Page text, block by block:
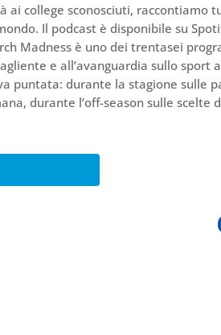
ai college sconosciuti, raccontiamo
Il podcast è disponibile su
Madness è uno dei trentasei
e all’avanguardia sullo sport
puntata: durante la stagione sulle
durante l’off-season sulle scelte